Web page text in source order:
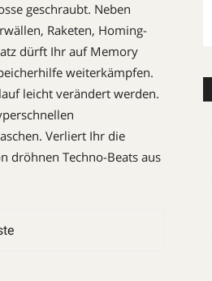
geschraubt. Neben
Raketen, Homing-
dürft Ihr auf Memory
weiterkämpfen.
leicht verändert werden.
Verliert Ihr die
dröhnen Techno-Beats aus